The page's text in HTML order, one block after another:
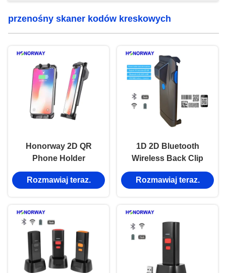
przenośny skaner kodów kreskowych
Honorway 2D QR
Phone Holder
Przenośny Skaner
Kodów Kreskowych
Smartfona Android iOS
Klips Tylny
Rozmawiaj teraz.
1D 2D Bluetooth
Wireless Back Clip
Portable Barcode
Scanner z
Rozmawiaj teraz.